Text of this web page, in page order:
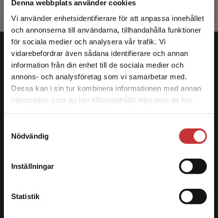
Denna webbplats använder cookies
Vi använder enhetsidentifierare för att anpassa innehållet
och annonserna till användarna, tillhandahålla funktioner
för sociala medier och analysera vår trafik. Vi
vidarebefordrar även sådana identifierare och annan
information från din enhet till de sociala medier och
annons- och analysföretag som vi samarbetar med.
Dessa kan i sin tur kombinera informationen med annan
information som du har tillhandahållit eller som de har
Nödvändig
Inställningar
Statistik
Begränsad fraktregion
Det verkar som att du besöker
studentlitteratur.se via en enhet utanför Sverige.
Vi erbjuder inte leveranser utanför Sverige. För
att kunna slutföra ett köp måste
Studentlitteratur
Studentlitteratur grundades 1963 och är idag Sveriges
ledande utbildningsförlag. Med läromedel, kurslitteratur,
facklitteratur, utbildningar och digitala
informationstjänster i utbudet, finns Studentlitteratur med
046-31 20 00